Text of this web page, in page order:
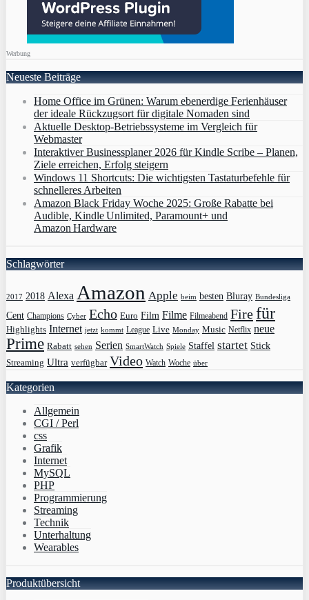
Werbung
Neueste Beiträge
Home Office im Grünen: Warum ebenerdige Ferienhäuser
der ideale Rückzugsort für digitale Nomaden sind
Aktuelle Desktop-Betriebssysteme im Vergleich für
Webmaster
Interaktiver Businessplaner 2026 für Kindle Scribe – Planen,
Ziele erreichen, Erfolg steigern
Windows 11 Shortcuts: Die wichtigsten Tastaturbefehle für
schnelleres Arbeiten
Amazon Black Friday Woche 2025: Große Rabatte bei
Audible, Kindle Unlimited, Paramount+ und
Amazon Hardware
Schlagwörter
2017 2018 Alexa Amazon Apple beim besten Bluray Bundesliga
Cent Champions Cyber Echo Euro Film Filme Filmeabend Firefür
Highlights Internet jetzt kommt League Live Monday Music Netflix neue
Prime Rabatt sehen Serien SmartWatch Spiele Staffel startet Stick
Streaming Ultra verfügbar Video Watch Woche über
Kategorien
Allgemein
CGI / Perl
css
Grafik
Internet
MySQL
PHP
Programmierung
Streaming
Technik
Unterhaltung
Wearables
Produktübersicht